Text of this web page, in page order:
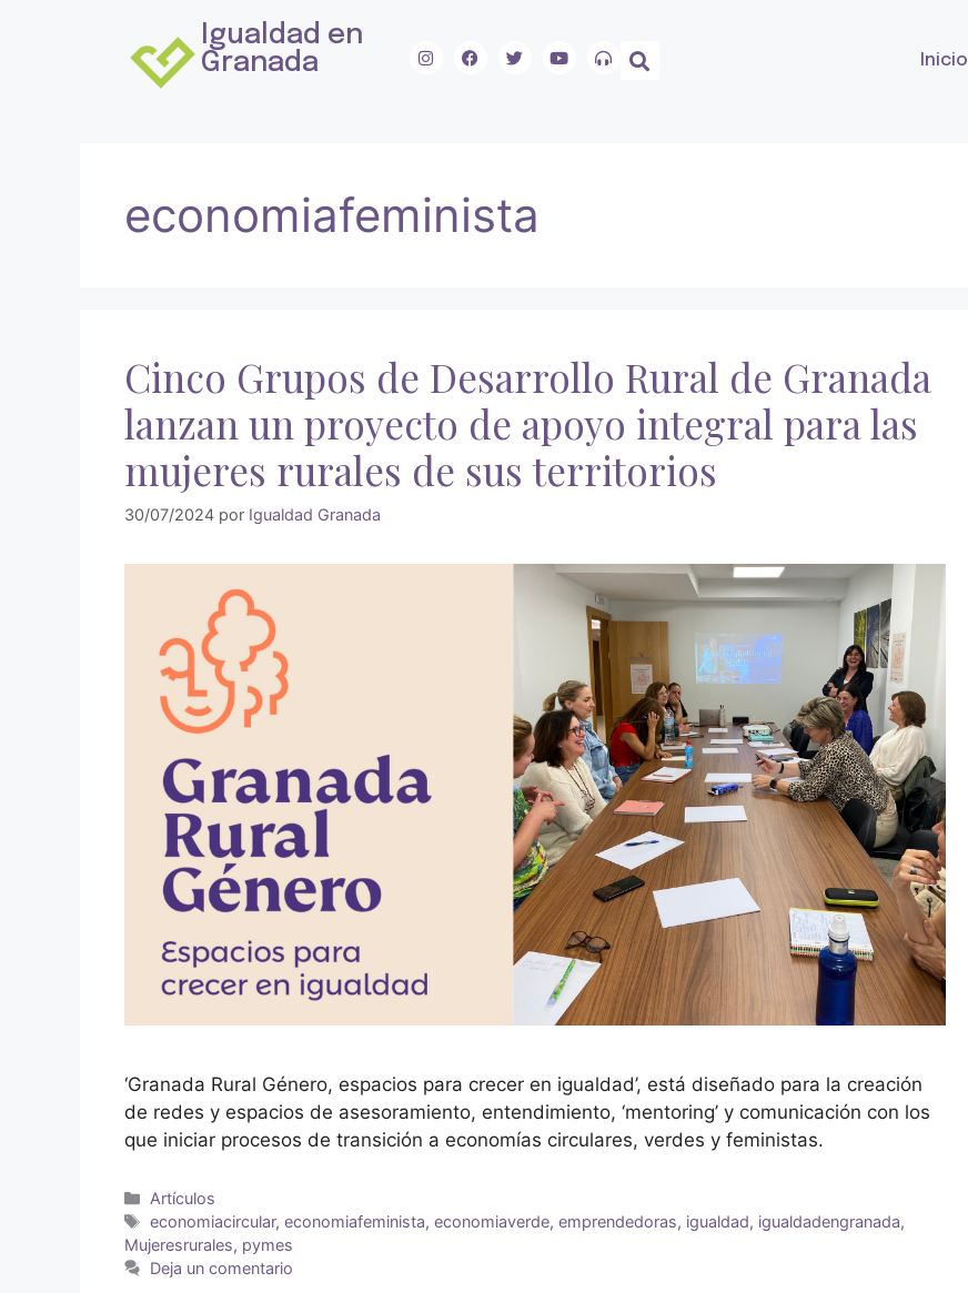
Igualdad en
Granada
Inicio
economiafeminista
Cinco Grupos de Desarrollo Rural de Granada
lanzan un proyecto de apoyo integral para las
mujeres rurales de sus territorios
30/07/2024 por Igualdad Granada
‘Granada Rural Género, espacios para crecer en igualdad’, está diseñado para la creación
de redes y espacios de asesoramiento, entendimiento, ‘mentoring’ y comunicación con los
que iniciar procesos de transición a economías circulares, verdes y feministas.
Artículos
economiacircular,economiafeminista,economiaverde,emprendedoras, igualdad, igualdadengranada,
Mujeresrurales, pymes
Deja un comentario